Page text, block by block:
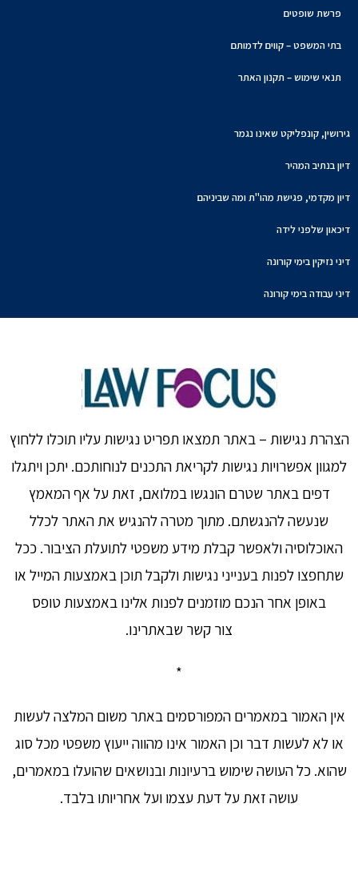
פרשת שופטים
בתי המשפט – קווים לדמותם
תנאי שימוש – תקנון האתר
גירושין, קונפליקט שאינו נגמר
דיון בנתיב המהיר
דיון מקדמי, פגישת מהו"ת ומה שביניהם
דיכאון שלפני לידה
דיני נזיקין בימי קורונה
דיני עבודה בימי קורונה
הצהרת נגישות – באתר תמצאו תפריט נגישות עליו תוכלו ללחוץ
למגוון אפשרויות נגישות לקריאת התכנים לנוחותכם. יתכן ויתגלו
דפים באתר שטרם הונגשו במלואם, זאת על אף המאמץ
שנעשה להנגשתם. מתוך מטרה להנגיש את האתר לכלל
האוכלוסיה ולאפשר קבלת מידע משפטי לתועלת הציבור. ככל
שתחפצו לפנות בענייני נגישות ולקבל תוכן באמצעות המייל או
באופן אחר הנכם מוזמנים לפנות אלינו באמצעות טופס
צור קשר שבאתרינו.
*
אין האמור במאמרים המפורסמים באתר משום המלצה לעשות
או לא לעשות דבר וכן האמור אינו מהווה ייעוץ משפטי מכל סוג
שהוא. כל העושה שימוש ברעיונות ובנושאים שהועלו במאמרים,
עושה זאת על דעת עצמו ועל אחריותו בלבד.